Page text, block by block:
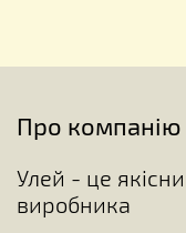
Про компанію
Улей - це
виробника